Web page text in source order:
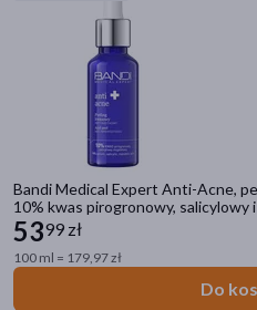
Bandi Medical Expert Anti-Acne,
10% kwas pirogronowy, salicylowy i
5399 zł
100 ml = 179,97 zł
Do